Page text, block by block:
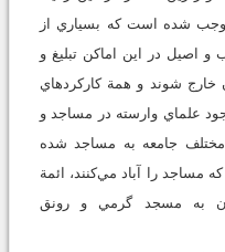
شده است که بسياري از
و اصيل در اين اماكن تبليغ و
شوند و همة کارکردهاي
علماي وارسته در مساجد و
جامعه به مساجد شده
را آباد مي‌کنند، ائمة
به مسجد گرمي و رونق